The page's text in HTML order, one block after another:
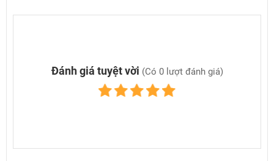
Đánh giá tuyệt vời (Có 0 lượt đánh giá)